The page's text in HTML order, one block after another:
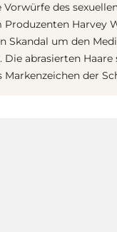
Vorwürfe des
Harvey
Skandal um den
Die abrasierten Haare
der